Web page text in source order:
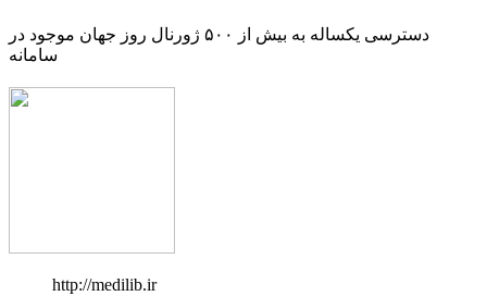
دسترسی یکساله به بیش از ۵۰۰ ژورنال روز جهان موجود در
سامانه
http://medilib.ir